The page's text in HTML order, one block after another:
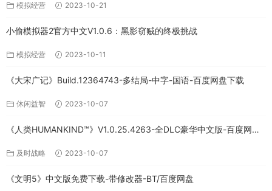
模拟经营 2023-10-21
小偷模拟器2官方中文V1.0.6：黑影窃贼的终极挑战
模拟经营 2023-10-11
《大宋广记》Build.12364743-多结局-中字-国语-百度网盘下载
休闲益智 2023-10-07
《人类HUMANKIND™》V1.0.25.4263-全DLC豪华中文版-百度网盘
及时战略 2023-10-07
《文明5》中文版免费下载-带修改器-BT/百度网盘